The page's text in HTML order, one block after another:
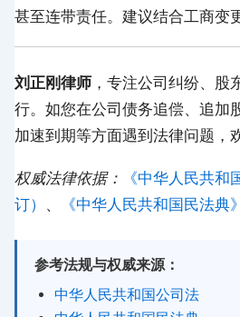
甚至连带责任。建议结合工商变
刘正刚律师 ，专注公司纠纷、股
行。如您在公司债务追偿、追加
加速到期等方面遇到法律问题，
权威法律依据：
《中华人民共
订） 、 《中华人民共和国民法典》
参考法规与权威来源：
中华人民共和国公司法